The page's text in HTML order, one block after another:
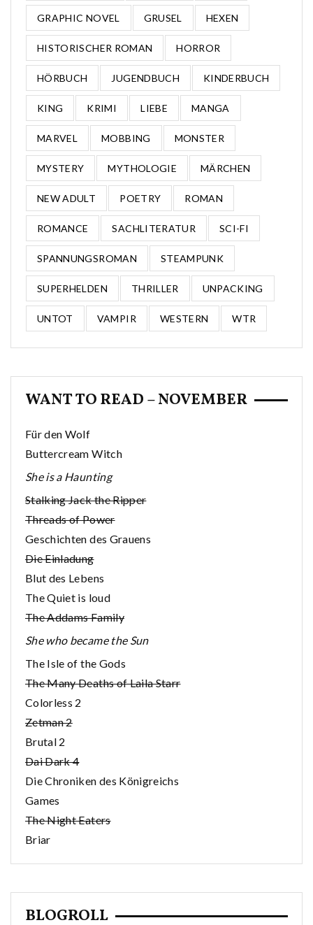
GRAPHIC NOVEL GRUSEL HEXEN
HISTORISCHER ROMAN HORROR
HÖRBUCH JUGENDBUCH KINDERBUCH
KING KRIMI LIEBE MANGA
MARVEL MOBBING MONSTER
MYSTERY MYTHOLOGIE MÄRCHEN
NEW ADULT POETRY ROMAN
ROMANCE SACHLITERATUR SCI-FI
SPANNUNGSROMAN STEAMPUNK
SUPERHELDEN THRILLER UNPACKING
UNTOT VAMPIR WESTERN WTR
WANT TO READ – NOVEMBER
Für den Wolf
Buttercream Witch
She is a Haunting
Stalking Jack the Ripper
Threads of Power
Geschichten des Grauens
Die Einladung
Blut des Lebens
The Quiet is loud
The Addams Family
She who became the Sun
The Isle of the Gods
The Many Deaths of Laila Starr
Colorless 2
Zetman 2
Brutal 2
Dai Dark 4
Die Chroniken des Königreichs
Games
The Night Eaters
Briar
BLOGROLL